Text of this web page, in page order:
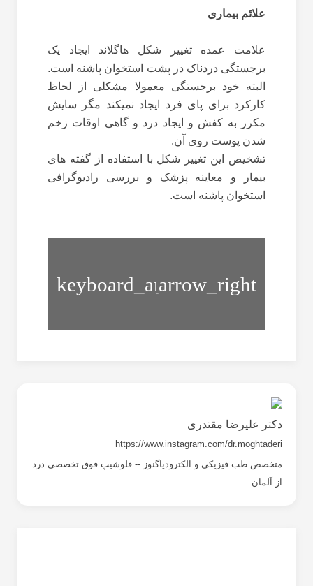
علائم بیماری
علامت عمده تغییر شکل هاگلاند ایجاد یک
برجستگی دردناک در پشت استخوان پاشنه است.
البته خود برجستگی معمولا مشکلی از لحاظ
کارکرد برای پای فرد ایجاد نمیکند مگر سایش
مکرر به کفش و ایجاد درد و گاهی اوقات زخم
شدن پوست روی آن.
تشخیص این تغییر شکل با استفاده از گفته های
بیمار و معاینه پزشک و بررسی رادیوگرافی
استخوان پاشنه است.
به
سمت
Shin
Splint
دکتر علیرضا مقتدری
https://www.instagram.com/dr.moghtaderi
متخصص طب فیزیکی و الکترودیاگنوز -- فلوشیپ فوق تخصصی درد
از آلمان